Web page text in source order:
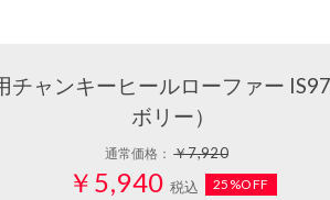
チャンキーヒールローファー
ボリー）
通常価格：￥7,920
￥5,940 税込 25%OFF